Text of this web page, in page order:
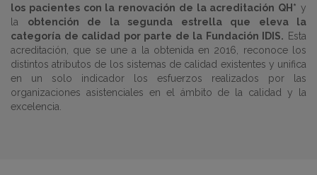
los pacientes con la renovación de la acreditación QH* y
la obtención de la segunda estrella que eleva la
categoría de calidad por parte de la Fundación IDIS. Esta
acreditación, que se une a la obtenida en 2016, reconoce los
distintos atributos de los sistemas de calidad existentes y unifica
en un solo indicador los esfuerzos realizados por las
organizaciones asistenciales en el ámbito de la calidad y la
excelencia.